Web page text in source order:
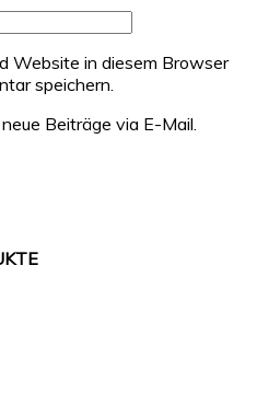
Website in diesem Browser
speichern.
Beiträge via E-Mail.